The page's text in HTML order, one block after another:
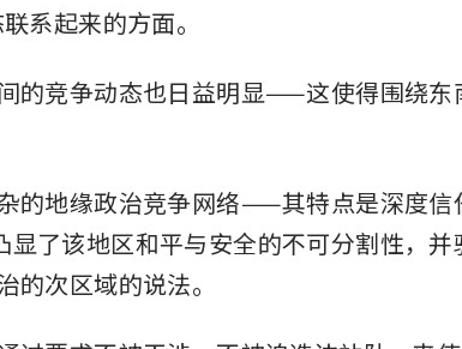
系起来的方面。
的竞争动态也日益明显——这使得围绕东
的地缘政治竞争网络——其特点是深度信
了该地区和平与安全的不可分割性，并
的次区域的说法。